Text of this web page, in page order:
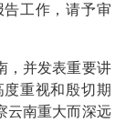
工作，请予审
并发表重要讲
重视和殷切期
云南重大而深远